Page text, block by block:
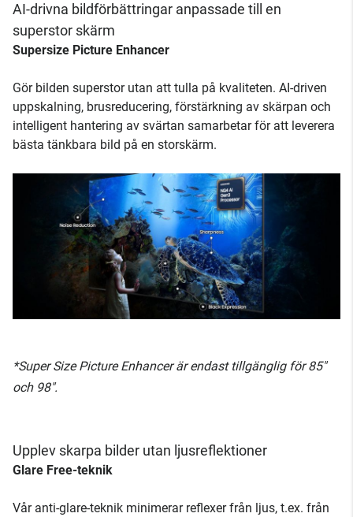
AI-drivna bildförbättringar anpassade till en
superstor skärm
Supersize Picture Enhancer
Gör bilden superstor utan att tulla på kvaliteten. AI-driven
uppskalning, brusreducering, förstärkning av skärpan och
intelligent hantering av svärtan samarbetar för att leverera
bästa tänkbara bild på en storskärm.
*Super Size Picture Enhancer är endast tillgänglig för 85"
och 98".
Upplev skarpa bilder utan ljusreflektioner
Glare Free-teknik
Vår anti-glare-teknik minimerar reflexer från ljus, t.ex. från